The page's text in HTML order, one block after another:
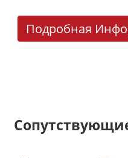
Подробная